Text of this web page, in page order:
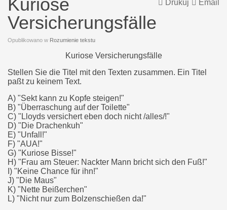
Email
Drukuj
Versicherungsfälle
Opublikowano w Rozumienie tekstu
Kuriose Versicherungsfälle
Stellen Sie die Titel mit den Texten zusammen. Ein Titel
paßt zu keinem Text.
A) "Sekt kann zu Kopfe steigen!"
B) "Überraschung auf der Toilette"
C) "Lloyds versichert eben doch nicht /alles/!"
D) "Die Drachenkuh"
E) "Unfall!"
F) "AUA!"
G) "Kuriose Bisse!"
H) "Frau am Steuer: Nackter Mann bricht sich den Fuß!"
I) "Keine Chance für ihn!"
J) "Die Maus"
K) "Nette Beißerchen"
L) "Nicht nur zum Bolzenschießen da!"